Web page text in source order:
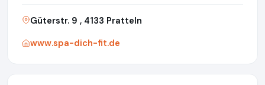
Güterstr. 9 , 4133 Pratteln
www.spa-dich-fit.de